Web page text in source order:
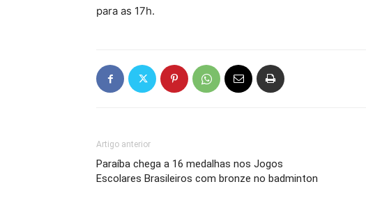
para as 17h.
Artigo anterior
Paraíba chega a 16 medalhas nos Jogos
Escolares Brasileiros com bronze no badminton